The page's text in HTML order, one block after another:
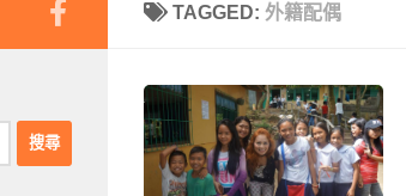
TAGGED: 外籍配偶